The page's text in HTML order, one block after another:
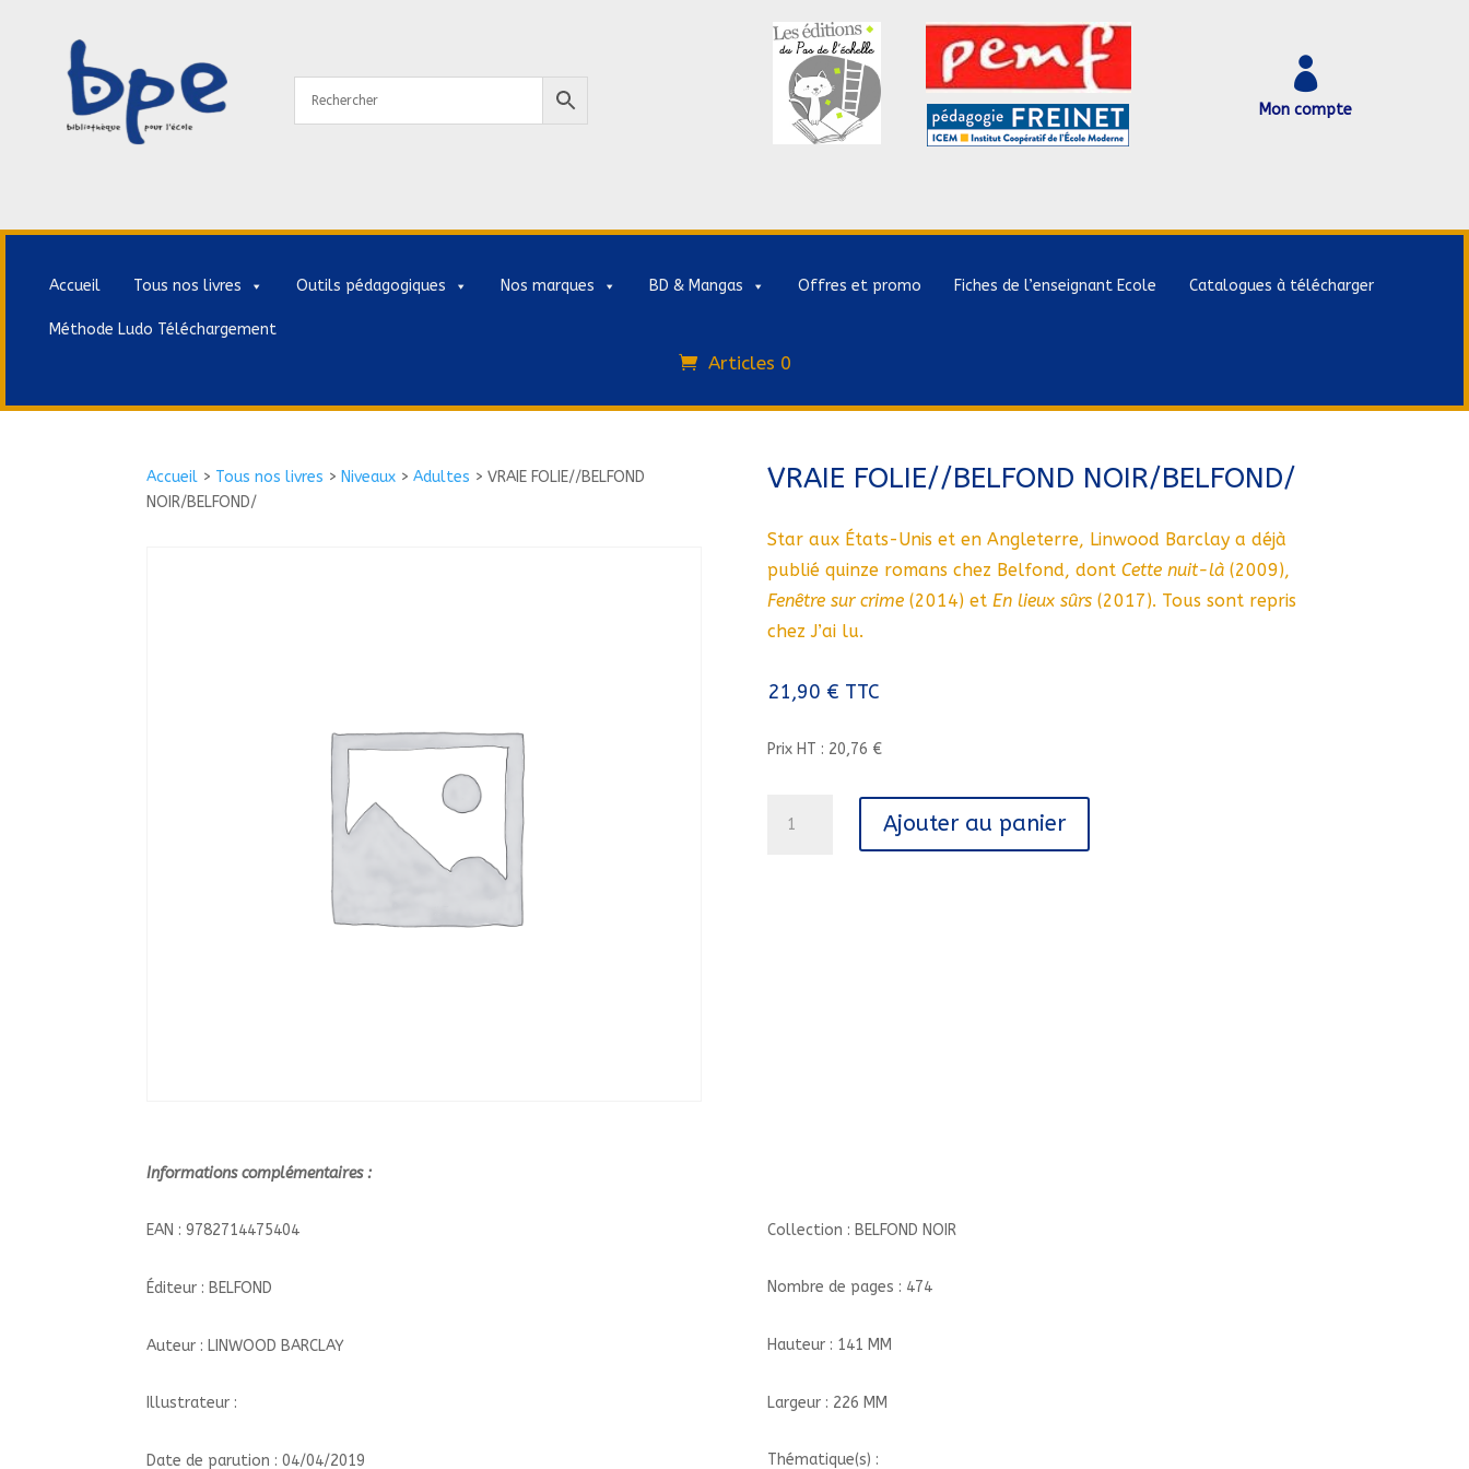

Mon compte
Accueil Tous nos livres Outils pédagogiques Nos marques BD & Mangas Offres et promo Fiches de l’enseignant Ecole Catalogues à télécharger
Méthode Ludo Téléchargement
Articles 0
Accueil > Tous nos livres > Niveaux >Adultes >VRAIE FOLIE//BELFOND
NOIR/BELFOND/
VRAIE FOLIE//BELFOND NOIR/BELFOND/
Star aux États-Unis et en Angleterre, Linwood Barclay a déjà
publié quinze romans chez Belfond, dont Cette nuit-là (2009),
Fenêtre sur crime (2014) et En lieux sûrs (2017). Tous sont repris
chez J’ai lu.
21,90 € TTC
Prix HT : 20,76 €
Ajouter au panier
Informations complémentaires :
EAN : 9782714475404
Éditeur : BELFOND
Auteur : LINWOOD BARCLAY
Illustrateur :
Date de parution : 04/04/2019
Collection : BELFOND NOIR
Nombre de pages : 474
Hauteur : 141 MM
Largeur : 226 MM
Thématique(s) :